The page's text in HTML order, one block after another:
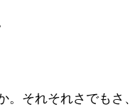
それそれさでもさ、